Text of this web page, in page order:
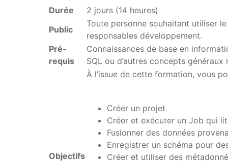
Durée
2 jours (14 heures)
Public
Toute personne souhaitant utiliser
responsables développement.
Pré-
requis
Connaissances de base en
SQL ou d’autres concepts
Objectifs
À l’issue de cette formation, vous
Créer un projet
Créer et exécuter un Job qui
Fusionner des données
Enregistrer un schéma pour
Créer et utiliser des